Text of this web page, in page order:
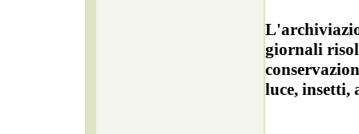
giornali
luce, insetti,